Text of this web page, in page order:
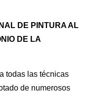
DE PINTURA AL
DE LA
todas las técnicas
de numerosos